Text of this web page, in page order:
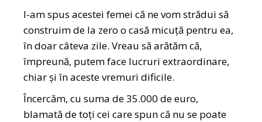
I-am spus acestei femei că ne vom strădui să
construim de la zero o casă micuță pentru ea,
în doar câteva zile. Vreau să arătăm că,
împreună, putem face lucruri extraordinare,
chiar și în aceste vremuri dificile.
Încercăm, cu suma de 35.000 de euro,
blamată de toți cei care spun că nu se poate